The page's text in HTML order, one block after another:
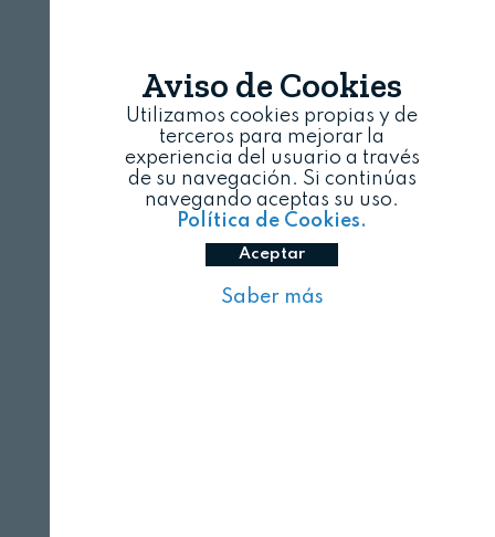
Aviso de Cookies
Utilizamos cookies propias y de
terceros para mejorar la
experiencia del usuario a través
de su navegación. Si continúas
navegando aceptas su uso.
Política de Cookies.
Aceptar
Saber más